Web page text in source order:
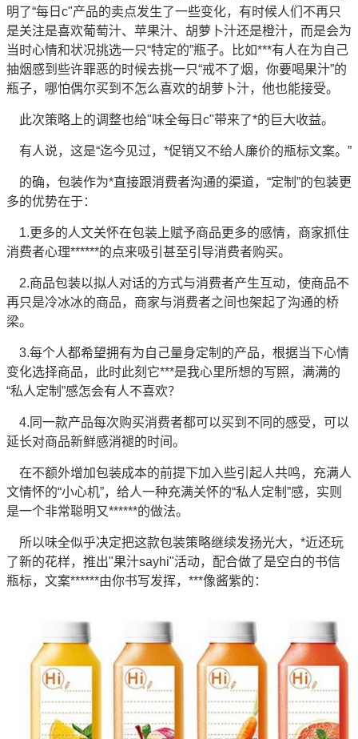
明了“每日c"产品的卖点发生了一些变化，有时候人们不再只
是关注是喜欢葡萄汁、苹果汁、胡萝卜汁还是橙汁，而是会为
当时心情和状况挑选一只“特定的”瓶子。比如***有人在为自己
抽烟感到些许罪恶的时候去挑一只“戒不了烟，你要喝果汁”的
瓶子，哪怕偶尔买到不怎么喜欢的胡萝卜汁，他也能接受。
此次策略上的调整也给"味全每日c"带来了*的巨大收益。
有人说，这是“迄今见过，*促销又不给人廉价的瓶标文案。”
的确，包装作为*直接跟消费者沟通的渠道，“定制”的包装更
多的优势在于：
1.更多的人文关怀在包装上赋予商品更多的感情，商家抓住
消费者心理******的点来吸引甚至引导消费者购买。
2.商品包装以拟人对话的方式与消费者产生互动，使商品不
再只是冷冰冰的商品，商家与消费者之间也架起了沟通的桥
梁。
3.每个人都希望拥有为自己量身定制的产品，根据当下心情
变化选择商品，此时此刻它***是我心里所想的写照，满满的
“私人定制”感怎会有人不喜欢？
4.同一款产品每次购买消费者都可以买到不同的感受，可以
延长对商品新鲜感消褪的时间。
在不额外增加包装成本的前提下加入些引起人共鸣，充满人
文情怀的“小心机”，给人一种充满关怀的“私人定制”感，实则
是一个非常聪明又******的做法。
所以味全似乎决定把这款包装策略继续发扬光大，*近还玩
了新的花样，推出"果汁sayhi"活动，配合做了是空白的书信
瓶标，文案******由你书写发挥，***像酱紫的：